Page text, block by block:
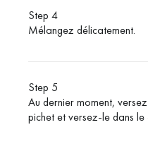
Step 4
Mélangez délicatement.
Step 5
Au dernier moment,
pichet et versez-le dans le